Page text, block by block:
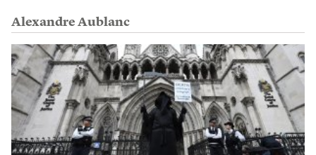
Alexandre Aublanc